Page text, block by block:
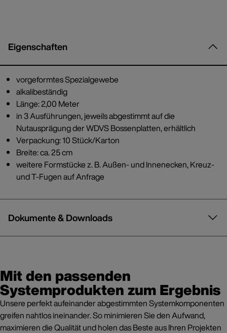
Eigenschaften
vorgeformtes Spezialgewebe
alkalibeständig
Länge: 2,00 Meter
in 3 Ausführungen, jeweils abgestimmt auf die
Nutausprägung der WDVS Bossenplatten, erhältlich
Verpackung: 10 Stück/Karton
Breite: ca. 25 cm
weitere Formstücke z. B. Außen- und Innenecken, Kreuz-
und T-Fugen auf Anfrage
Dokumente & Downloads
Mit den passenden
Systemprodukten zum Ergebnis
Unsere perfekt aufeinander abgestimmten Systemkomponenten
greifen nahtlos ineinander. So minimieren Sie den Aufwand,
maximieren die Qualität und holen das Beste aus Ihren Projekten